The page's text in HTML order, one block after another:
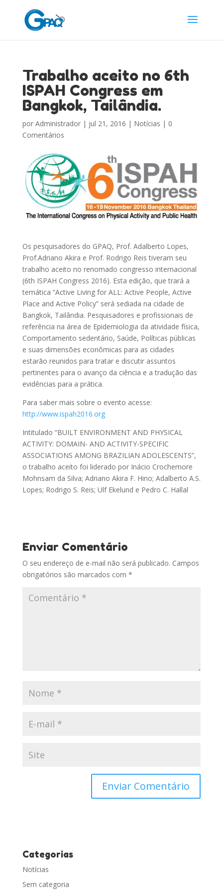
Trabalho aceito no 6th
ISPAH Congress em
Bangkok, Tailândia.
por Administrador| jul 21, 2016 | Notícias | 0
Comentários
Os pesquisadores do GPAQ, Prof. Adalberto Lopes,
Prof.Adriano Akira e Prof. Rodrigo Reis tiveram seu
trabalho aceito no renomado congresso internacional
(6th ISPAH Congress 2016). Esta edição, que trará a
temática “Active Living for ALL: Active People, Active
Place and Active Policy” será sediada na cidade de
Bangkok, Tailândia. Pesquisadores e profissionais de
referência na área de Epidemiologia da atividade física,
Comportamento sedentário, Saúde, Políticas públicas
e suas dimensões econômicas para as cidades
estarão reunidos para tratar e discutir assuntos
pertinentes para o avanço da ciência e a tradução das
evidências para a prática.
Para saber mais sobre o evento acesse:
http://www.ispah2016.org
Intitulado “BUILT ENVIRONMENT AND PHYSICAL
ACTIVITY: DOMAIN- AND ACTIVITY-SPECIFIC
ASSOCIATIONS AMONG BRAZILIAN ADOLESCENTS”,
o trabalho aceito foi liderado por Inácio Crochemore
Mohnsam da Silva; Adriano Akira F. Hino; Adalberto A.S.
Lopes; Rodrigo S. Reis; Ulf Ekelund e Pedro C. Hallal
Enviar Comentário
O seu endereço de e-mail não será publicado. Campos
obrigatórios são marcados com *
Categorias
Notícias
Sem categoria